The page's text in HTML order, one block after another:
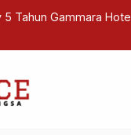
TDL Hadiri Hari